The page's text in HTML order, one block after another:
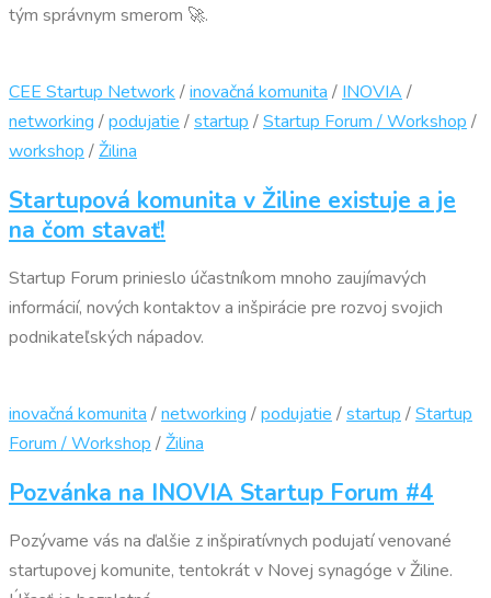
tým správnym smerom 🚀.
CEE Startup Network /inovačná komunita / INOVIA /
networking /podujatie /startup /Startup Forum / Workshop /
workshop /Žilina
Startupová komunita v Žiline existuje a je
na čom stavať!
Startup Forum prinieslo účastníkom mnoho zaujímavých
informácií, nových kontaktov a inšpirácie pre rozvoj svojich
podnikateľských nápadov.
inovačná komunita /networking /podujatie /startup /Startup
Forum / Workshop /Žilina
Pozvánka na INOVIA Startup Forum #4
Pozývame vás na ďalšie z inšpiratívnych podujatí venované
startupovej komunite, tentokrát v Novej synagóge v Žiline.